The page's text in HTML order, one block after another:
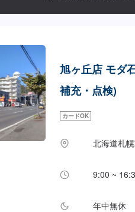
旭ヶ丘店 モダ
補充・点検)
カードOK
北海道札
9:00 ~
年中無休